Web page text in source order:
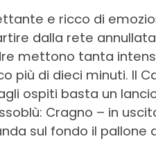
e ricco di
dalla rete
mettono tanta
più di dieci minuti. Il
ospiti basta un
Cragno – in
sul fondo il pallone